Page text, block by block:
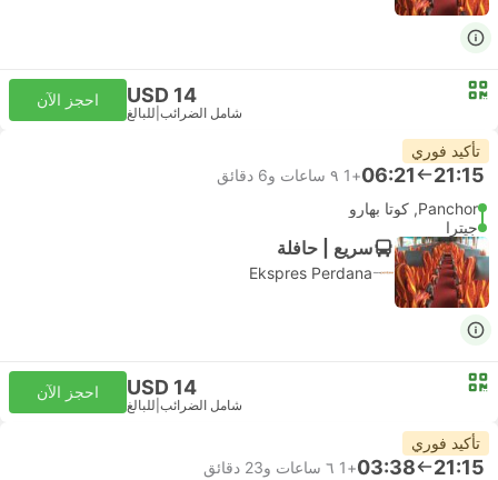
USD 14
شامل الضرائب للبالغ
احجز الآن
تأكيد فوري
21:15
06:21
+1
٩ ساعات و‫6 دقائق
Panchor, كوتا بهارو
جيترا
سريع | حافلة
Ekspres Perdana
USD 14
شامل الضرائب للبالغ
احجز الآن
تأكيد فوري
21:15
03:38
+1
٦ ساعات و‫23 دقائق